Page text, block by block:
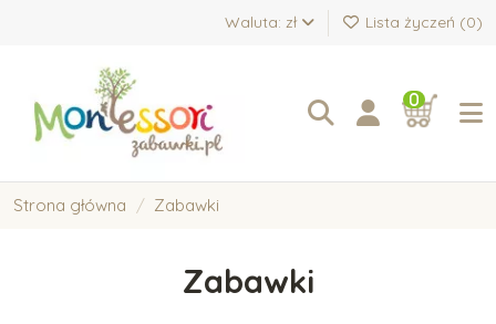
Waluta: zł Lista życzeń (0)
0
Strona główna Zabawki
Zabawki